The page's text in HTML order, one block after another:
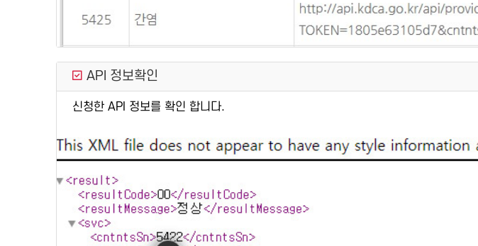
API 정보확인
신청한 API 정보를 확인 합니다.